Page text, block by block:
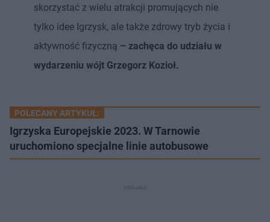
skorzystać z wielu atrakcji promujących nie
tylko idee Igrzysk, ale także zdrowy tryb życia i
aktywność fizyczną – zachęca do udziału w
wydarzeniu wójt Grzegorz Kozioł.
POLECANY ARTYKUŁ:
Igrzyska Europejskie 2023. W Tarnowie
uruchomiono specjalne linie autobusowe